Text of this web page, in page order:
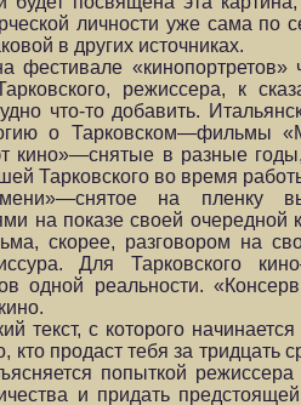
личности уже сама по
в других источниках.
фестивале
режиссера, к
что-то добавить.
о Тарковском—фильмы
кино»—снятые в разные
Тарковского во время
на пленку
на показе своей очередной
скорее, разговором на
Для Тарковского
одной реальности.
текст, с которого
кто продаст тебя за тридцать
попыткой режиссера
и придать